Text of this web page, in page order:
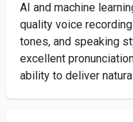
AI and machine
quality voice
tones, and speaking
excellent
ability to deliver